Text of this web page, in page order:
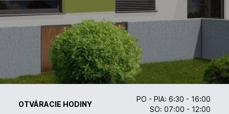
OTVÁRACIE HODINY
PO - PIA: 6:30 - 16:00
SO: 07:00 - 12:00